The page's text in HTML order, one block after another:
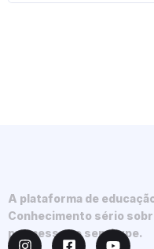
A plataforma de
Conhecimento sério
promessas e sem hype.